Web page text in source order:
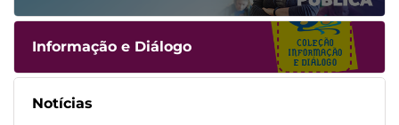
Informação e Diálogo
Notícias